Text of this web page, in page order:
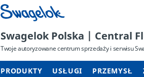
Swagelok Polska | Central
Twoje autoryzowane centrum sprzedaży i serwisu
PRODUKTY USŁUGI PRZEMYSŁ